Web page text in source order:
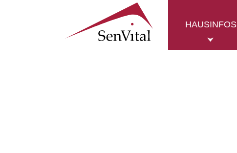
HAUSINFOS